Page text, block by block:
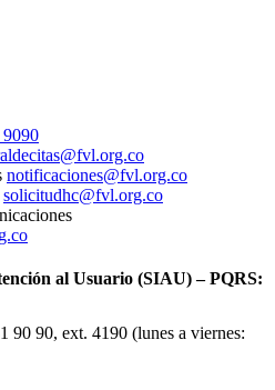
notificaciones@fvl.org.co
solicitudhc@fvl.org.co
al Usuario (SIAU) – PQRS:
90 90, ext. 4190 (lunes a viernes: